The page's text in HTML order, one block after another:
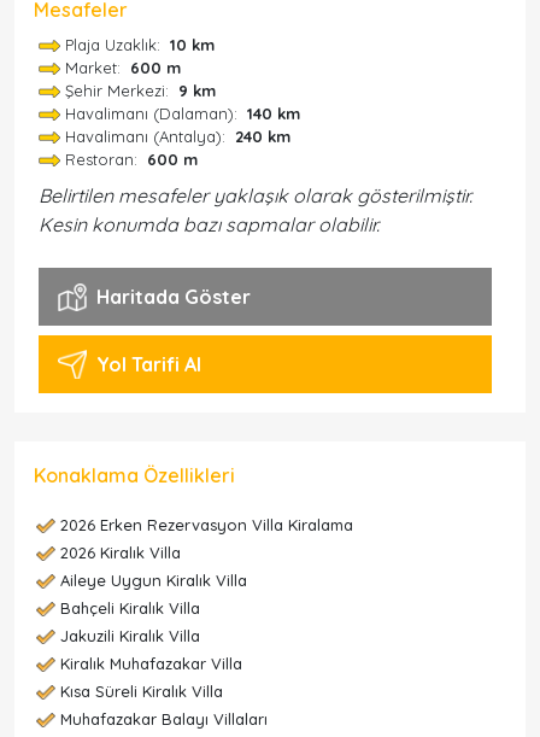
Mesafeler
Plaja Uzaklık: 10 km
Market: 600 m
Şehir Merkezi: 9 km
Havalimanı (Dalaman): 140 km
Havalimanı (Antalya): 240 km
Restoran: 600 m
Belirtilen mesafeler yaklaşık olarak gösterilmiştir.
Kesin konumda bazı sapmalar olabilir.
Haritada Göster
Yol Tarifi Al
Konaklama Özellikleri
2026 Erken Rezervasyon Villa Kiralama
2026 Kiralık Villa
Aileye Uygun Kiralık Villa
Bahçeli Kiralık Villa
Jakuzili Kiralık Villa
Kiralık Muhafazakar Villa
Kısa Süreli Kiralık Villa
Muhafazakar Balayı Villaları